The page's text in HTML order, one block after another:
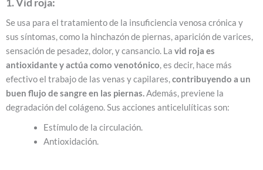
Se usa para el tratamiento de la insuficiencia venosa crónica y
sus síntomas, como la hinchazón de piernas, aparición de varices,
sensación de pesadez, dolor, y cansancio. La vid roja es
antioxidante y actúa como venotónico, es decir, hace más
efectivo el trabajo de las venas y capilares,contribuyendo a un
buen flujo de sangre en las piernas.Además, previene la
degradación del colágeno.Sus acciones anticelulíticas son:
Estímulo de la circulación.
Antioxidación.